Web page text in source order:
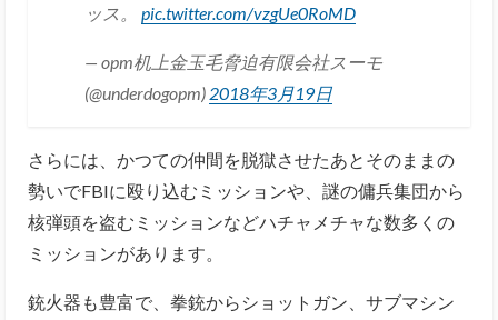
ッス。pic.twitter.com/vzgUe0RoMD
— opm机上金玉毛脅迫有限会社スーモ
(@underdogopm) 2018年3月19日
さらには、かつての仲間を脱獄させたあとそのままの
勢いでFBIに殴り込むミッションや、謎の傭兵集団から
核弾頭を盗むミッションなどハチャメチャな数多くの
ミッションがあります。
銃火器も豊富で、拳銃からショットガン、サブマシン